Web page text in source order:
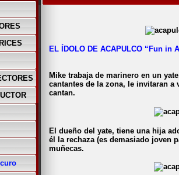
EL ÍDOLO DE ACAPULCO “Fun in
Mike trabaja de marinero en un
cantantes de la zona, le invitaran
cantan.
El dueño del yate, tiene una hija
él la rechaza (es demasiado joven
muñecas.